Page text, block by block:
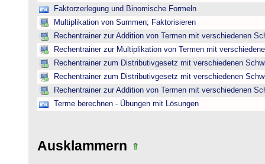
Faktorzerlegung und Binomische Formeln
Multiplikation von Summen; Faktorisieren
Rechentrainer zur Addition von Termen mit verschiedenen
Rechentrainer zur Multiplikation von Termen mit
Rechentrainer zum Distributivgesetz mit verschiedenen
Rechentrainer zum Distributivgesetz mit verschiedenen
Rechentrainer zur Addition von Termen mit verschiedenen
Terme berechnen - Übungen mit Lösungen
Ausklammern